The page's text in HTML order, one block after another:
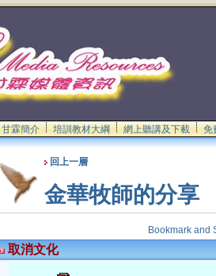
甘霖簡介 培訓教材大綱 網上聽講及下載 免
回上一層
金華牧師的分享
取消文化